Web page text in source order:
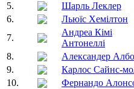
5.
Шарль Леклер
6.
Льюїс Хемілтон
7.
Андреа Кімі
Антонеллі
8.
Александер
9.
Карлос Сайнс-
10.
Фернандо